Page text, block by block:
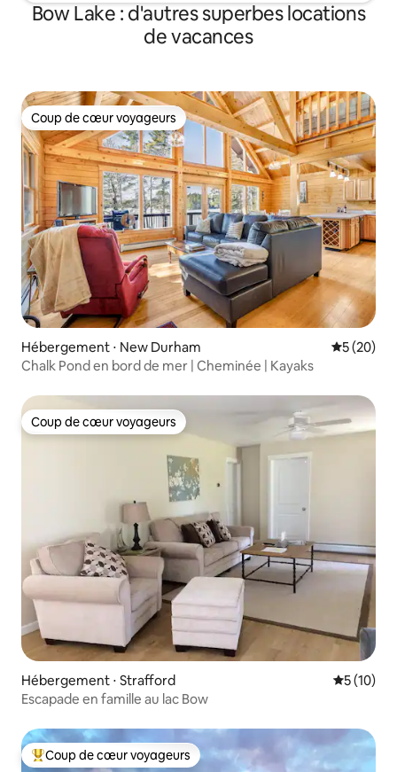
Bow Lake : d'autres superbes locations
de vacances
Coup de cœur voyageurs
Coup de cœur voyageurs
Hébergement ⋅ New Durham
5 (20)
Chalk Pond en bord de mer | Cheminée | Kayaks
Coup de cœur voyageurs
Coup de cœur voyageurs
Hébergement ⋅ Strafford
5 (10)
Escapade en famille au lac Bow
Coups de cœur voyageurs les plus appréciés
Coup de cœur voyageurs